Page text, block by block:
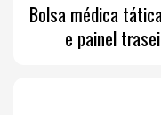
Bolsa médica
e painel